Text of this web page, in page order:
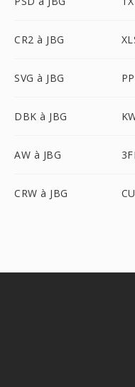
CR2 à JBG
SVG à JBG
DBK à JBG
AW à JBG
CRW à JBG